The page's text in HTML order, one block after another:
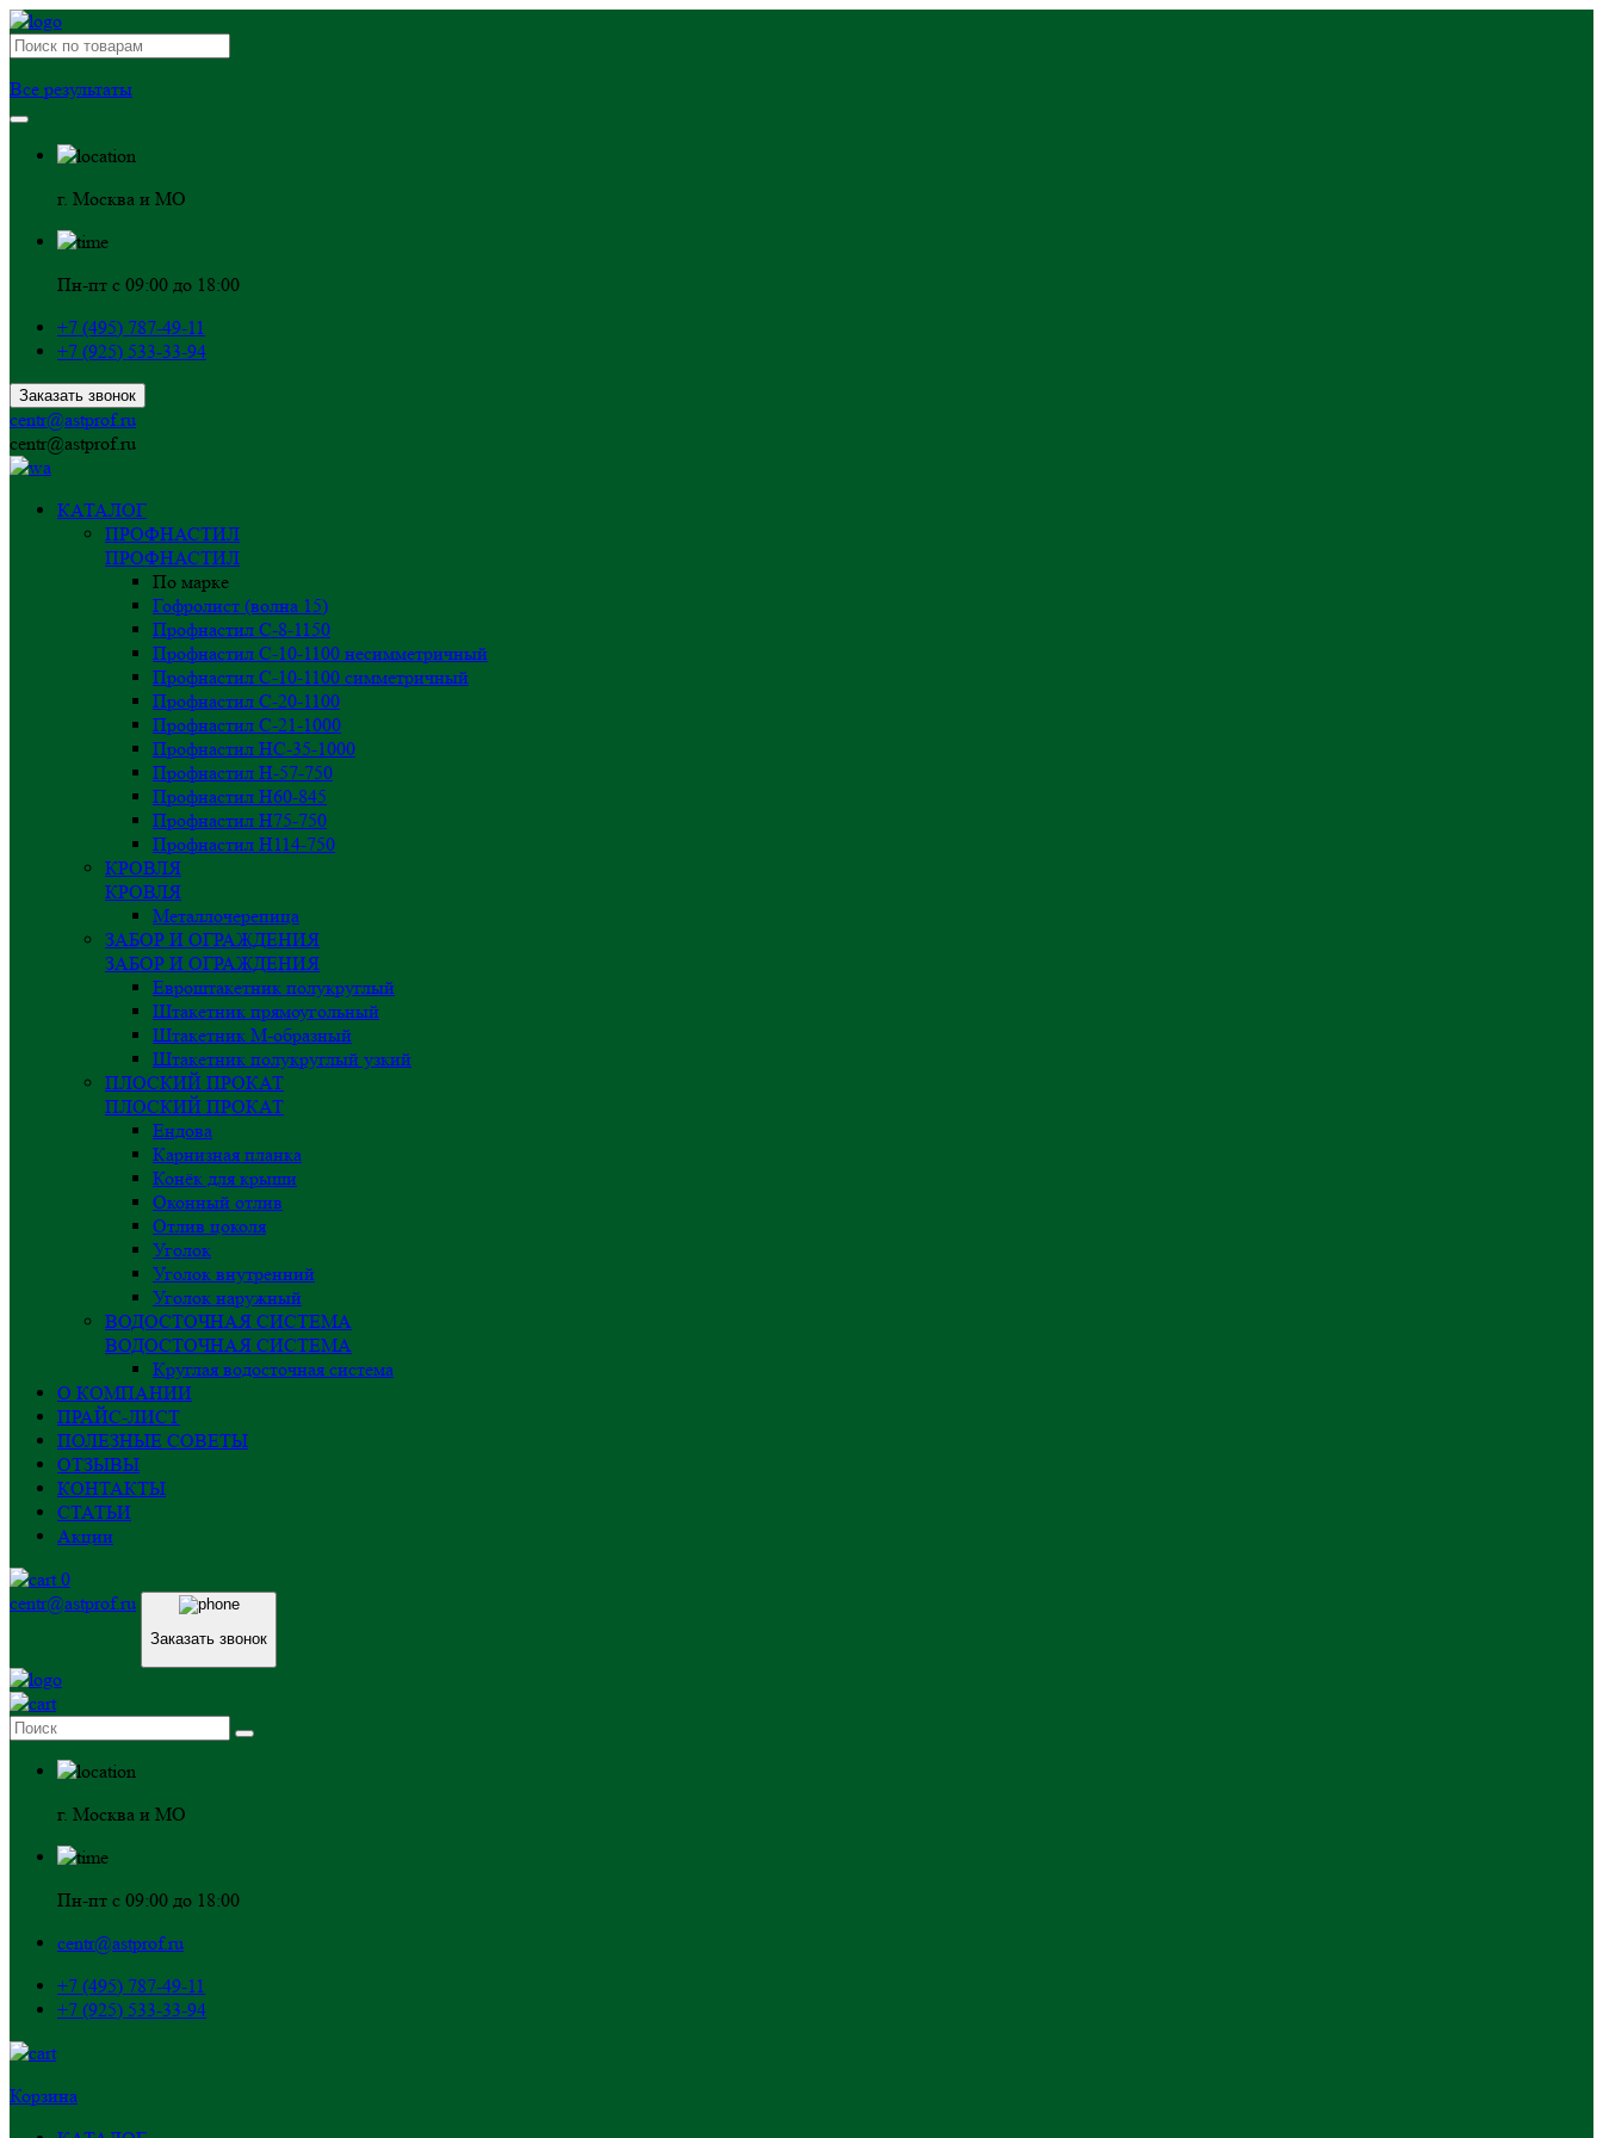
Все результаты
г. Москва и МО
Пн-пт с 09:00 до 18:00
+7 (495) 787-49-11
+7 (925) 533-33-94
Заказать звонок
centr@astprof.ru
centr@astprof.ru
КАТАЛОГ
ПРОФНАСТИЛ
ПРОФНАСТИЛ
По марке
Гофролист (волна 15)
Профнастил С-8-1150
Профнастил С-10-1100 несимметричный
Профнастил С-10-1100 симметричный
Профнастил С-20-1100
Профнастил С-21-1000
Профнастил НС-35-1000
Профнастил H-57-750
Профнастил Н60-845
Профнастил Н75-750
Профнастил Н114-750
КРОВЛЯ
КРОВЛЯ
Металлочерепица
ЗАБОР И ОГРАЖДЕНИЯ
ЗАБОР И ОГРАЖДЕНИЯ
Евроштакетник полукруглый
Штакетник прямоугольный
Штакетник М-образный
Штакетник полукруглый узкий
ПЛОСКИЙ ПРОКАТ
ПЛОСКИЙ ПРОКАТ
Ендова
Карнизная планка
Конёк для крыши
Оконный отлив
Отлив цоколя
Уголок
Уголок внутренний
Уголок наружный
ВОДОСТОЧНАЯ СИСТЕМА
ВОДОСТОЧНАЯ СИСТЕМА
Круглая водосточная система
О КОМПАНИИ
ПРАЙС-ЛИСТ
ПОЛЕЗНЫЕ СОВЕТЫ
ОТЗЫВЫ
КОНТАКТЫ
СТАТЬИ
Акции
0
centr@astprof.ru
Заказать звонок
г. Москва и МО
Пн-пт с 09:00 до 18:00
centr@astprof.ru
+7 (495) 787-49-11
+7 (925) 533-33-94
Корзина